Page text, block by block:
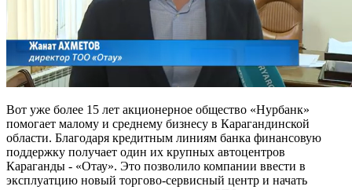
Вот уже более 15 лет акционерное общество «Нурбанк»
помогает малому и среднему бизнесу в Карагандинской
области. Благодаря кредитным линиям банка финансовую
поддержку получает один их крупных автоцентров
Караганды - «Отау». Это позволило компании ввести в
эксплуатцию новый торгово-сервисный центр и начать